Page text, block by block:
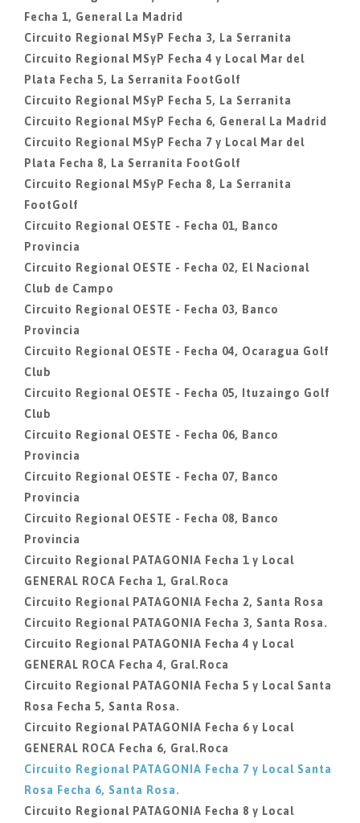
Fecha 1, General La Madrid
Circuito Regional MSyP Fecha 3, La Serranita
Circuito Regional MSyP Fecha 4 y Local Mar del
Plata Fecha 5, La Serranita FootGolf
Circuito Regional MSyP Fecha 5, La Serranita
Circuito Regional MSyP Fecha 6, General La Madrid
Circuito Regional MSyP Fecha 7 y Local Mar del
Plata Fecha 8, La Serranita FootGolf
Circuito Regional MSyP Fecha 8, La Serranita
FootGolf
Circuito Regional OESTE - Fecha 01, Banco
Provincia
Circuito Regional OESTE - Fecha 02, El Nacional
Club de Campo
Circuito Regional OESTE - Fecha 03, Banco
Provincia
Circuito Regional OESTE - Fecha 04, Ocaragua Golf
Club
Circuito Regional OESTE - Fecha 05, Ituzaingo Golf
Club
Circuito Regional OESTE - Fecha 06, Banco
Provincia
Circuito Regional OESTE - Fecha 07, Banco
Provincia
Circuito Regional OESTE - Fecha 08, Banco
Provincia
Circuito Regional PATAGONIA Fecha 1 y Local
GENERAL ROCA Fecha 1, Gral.Roca
Circuito Regional PATAGONIA Fecha 2, Santa Rosa
Circuito Regional PATAGONIA Fecha 3, Santa Rosa.
Circuito Regional PATAGONIA Fecha 4 y Local
GENERAL ROCA Fecha 4, Gral.Roca
Circuito Regional PATAGONIA Fecha 5 y Local Santa
Rosa Fecha 5, Santa Rosa.
Circuito Regional PATAGONIA Fecha 6 y Local
GENERAL ROCA Fecha 6, Gral.Roca
Circuito Regional PATAGONIA Fecha 7 y Local Santa
Rosa Fecha 6, Santa Rosa.
Circuito Regional PATAGONIA Fecha 8 y Local